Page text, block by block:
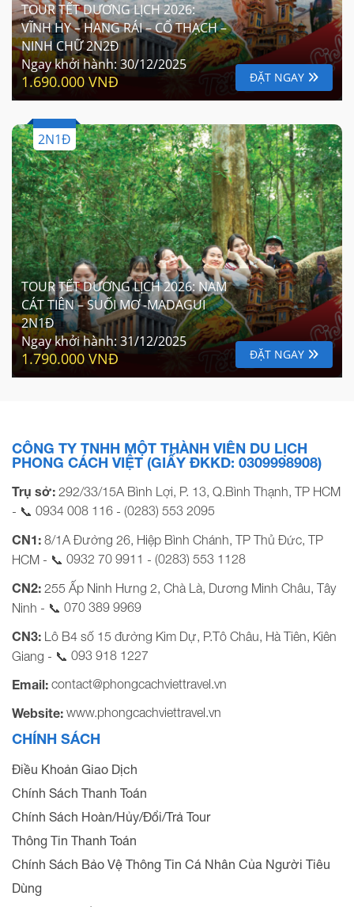
TOUR TẾT DƯƠNG LỊCH 2026:
VĨNH HY – HANG RÁI – CỔ THẠCH –
NINH CHỮ 2N2Đ
Ngay khởi hành: 30/12/2025
1.690.000 VNĐ ĐẶT NGAY
2N1Đ
TOUR TẾT DƯƠNG LỊCH 2026: NAM
CÁT TIÊN – SUỐI MƠ -MADAGUI
2N1Đ
Ngay khởi hành: 31/12/2025
1.790.000 VNĐ ĐẶT NGAY
CÔNG TY TNHH MỘT THÀNH VIÊN DU LỊCH
PHONG CÁCH VIỆT (GIẤY ĐKKD: 0309998908)
Trụ sở: 292/33/15A Bình Lợi, P. 13, Q.Bình Thạnh, TP HCM
- 📞 0934 008 116 - (0283) 553 2095
CN1: 8/1A Đường 26, Hiệp Bình Chánh, TP Thủ Đức, TP
HCM - 📞 0932 70 9911 - (0283) 553 1128
CN2: 255 Ấp Ninh Hưng 2, Chà Là, Dương Minh Châu, Tây
Ninh - 📞 070 389 9969
CN3: Lô B4 số 15 đường Kim Dự, P.Tô Châu, Hà Tiên, Kiên
Giang - 📞 093 918 1227
Email: contact@phongcachviettravel.vn
Website: www.phongcachviettravel.vn
CHÍNH SÁCH
Điều Khoản Giao Dịch
Chính Sách Thanh Toán
Chính Sách Hoàn/Hủy/Đổi/Trả Tour
Thông Tin Thanh Toán
Chính Sách Bảo Vệ Thông Tin Cá Nhân Của Người Tiêu
Dùng